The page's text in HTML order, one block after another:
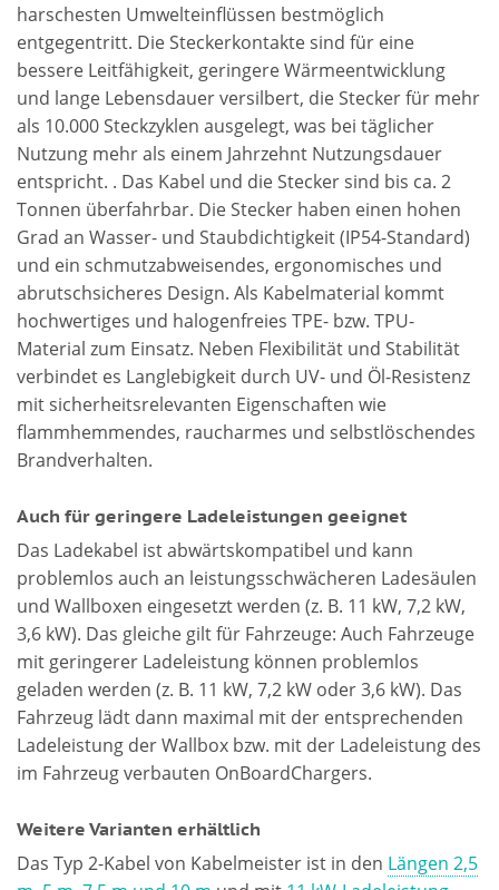
harschesten Umwelteinflüssen bestmöglich
entgegentritt. Die Steckerkontakte sind für eine
bessere Leitfähigkeit, geringere Wärmeentwicklung
und lange Lebensdauer versilbert, die Stecker für mehr
als 10.000 Steckzyklen ausgelegt, was bei täglicher
Nutzung mehr als einem Jahrzehnt Nutzungsdauer
entspricht. . Das Kabel und die Stecker sind bis ca. 2
Tonnen überfahrbar. Die Stecker haben einen hohen
Grad an Wasser- und Staubdichtigkeit (IP54-Standard)
und ein schmutzabweisendes, ergonomisches und
abrutschsicheres Design. Als Kabelmaterial kommt
hochwertiges und halogenfreies TPE- bzw. TPU-
Material zum Einsatz. Neben Flexibilität und Stabilität
verbindet es Langlebigkeit durch UV- und Öl-Resistenz
mit sicherheitsrelevanten Eigenschaften wie
flammhemmendes, raucharmes und selbstlöschendes
Brandverhalten.
Auch für geringere Ladeleistungen geeignet
Das Ladekabel ist abwärtskompatibel und kann
problemlos auch an leistungsschwächeren Ladesäulen
und Wallboxen eingesetzt werden (z. B. 11 kW, 7,2 kW,
3,6 kW). Das gleiche gilt für Fahrzeuge: Auch Fahrzeuge
mit geringerer Ladeleistung können problemlos
geladen werden (z. B. 11 kW, 7,2 kW oder 3,6 kW). Das
Fahrzeug lädt dann maximal mit der entsprechenden
Ladeleistung der Wallbox bzw. mit der Ladeleistung des
im Fahrzeug verbauten OnBoardChargers.
Weitere Varianten erhältlich
Das Typ 2-Kabel von Kabelmeister ist in den Längen 2,5